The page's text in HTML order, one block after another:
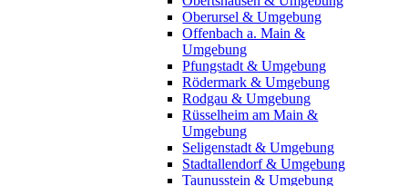
Oberursel & Umgebung
Offenbach a. Main &
Umgebung
Pfungstadt & Umgebung
Rödermark & Umgebung
Rodgau & Umgebung
Rüsselheim am Main &
Umgebung
Seligenstadt & Umgebung
Stadtallendorf & Umgebung
Taunusstein & Umgebung